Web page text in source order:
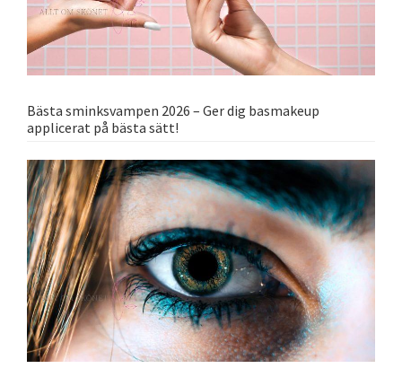
Bästa sminksvampen 2026 – Ger dig basmakeup
applicerat på bästa sätt!